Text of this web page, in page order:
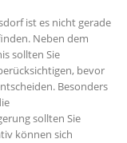
ist es nicht gerade
Neben dem
sollten Sie
bevor
Besonders
sollten Sie
können sich